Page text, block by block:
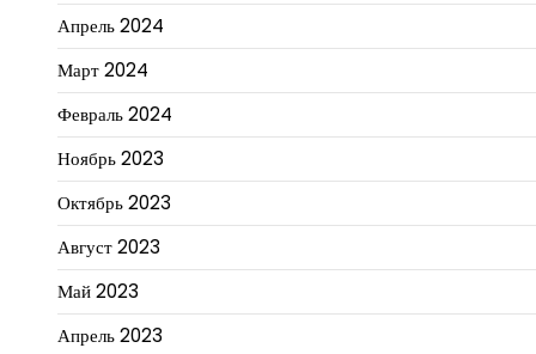
Апрель 2024
Март 2024
Февраль 2024
Ноябрь 2023
Октябрь 2023
Август 2023
Май 2023
Апрель 2023